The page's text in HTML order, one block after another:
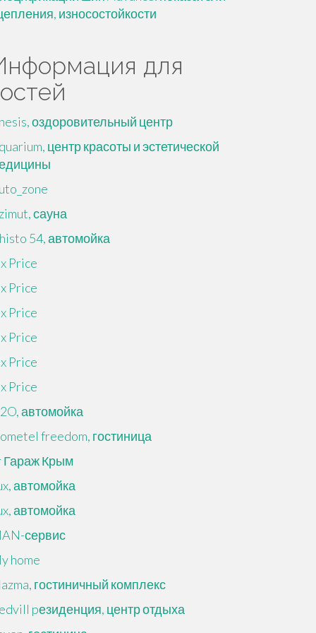
износостойкости
для
оздоровительный центр
центр красоты и эстетической
сауна
54, автомойка
Price
Price
Price
Price
Price
Price
автомойка
freedom, гостиница
Гараж Крым
автомойка
автомойка
сервис
home
гостиничный комплекс
pезиденция, центр отдыха